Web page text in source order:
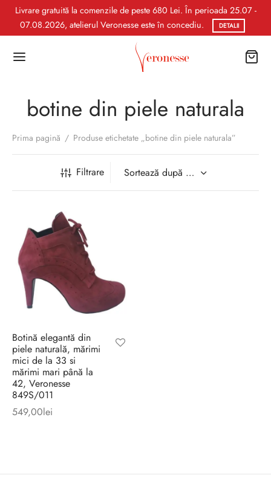
Livrare gratuită la comenzile de peste 680 Lei. În perioada 25.07 -
07.08.2026, atelierul Veronesse este în concediu.
DETALII
botine din piele naturala
Prima pagină / Produse etichetate „botine din piele naturala”
Filtrare
Botină elegantă din
piele naturală, mărimi
mici de la 33 si
mărimi mari până la
42, Veronesse
849S/011
549,00lei